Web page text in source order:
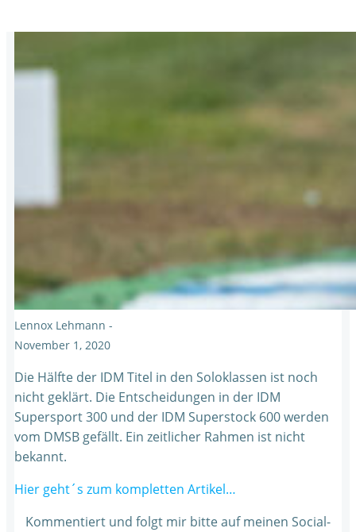
Lennox Lehmann -
November 1, 2020
Die Hälfte der IDM Titel in den Soloklassen ist noch
nicht geklärt. Die Entscheidungen in der IDM
Supersport 300 und der IDM Superstock 600 werden
vom DMSB gefällt. Ein zeitlicher Rahmen ist nicht
bekannt.
Hier geht´s zum kompletten Artikel…
Kommentiert und folgt mir bitte auf meinen Social-